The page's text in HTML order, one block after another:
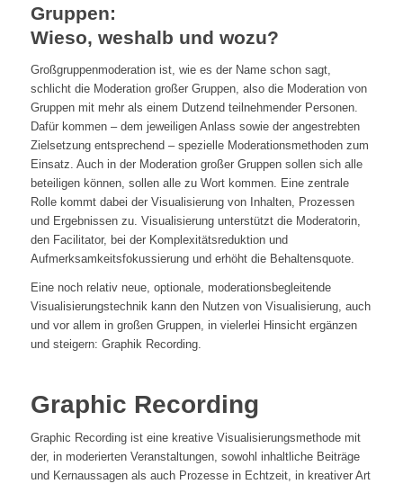
Gruppen:
Wieso, weshalb und wozu?
Großgruppenmoderation ist, wie es der Name schon sagt,
schlicht die Moderation großer Gruppen, also die Moderation von
Gruppen mit mehr als einem Dutzend teilnehmender Personen.
Dafür kommen – dem jeweiligen Anlass sowie der angestrebten
Zielsetzung entsprechend – spezielle Moderationsmethoden zum
Einsatz. Auch in der Moderation großer Gruppen sollen sich alle
beteiligen können, sollen alle zu Wort kommen. Eine zentrale
Rolle kommt dabei der Visualisierung von Inhalten, Prozessen
und Ergebnissen zu. Visualisierung unterstützt die Moderatorin,
den Facilitator, bei der Komplexitätsreduktion und
Aufmerksamkeitsfokussierung und erhöht die Behaltensquote.
Eine noch relativ neue, optionale, moderationsbegleitende
Visualisierungstechnik kann den Nutzen von Visualisierung, auch
und vor allem in großen Gruppen, in vielerlei Hinsicht ergänzen
und steigern: Graphik Recording.
Graphic Recording
Graphic Recording ist eine kreative Visualisierungsmethode mit
der, in moderierten Veranstaltungen, sowohl inhaltliche Beiträge
und Kernaussagen als auch Prozesse in Echtzeit, in kreativer Art